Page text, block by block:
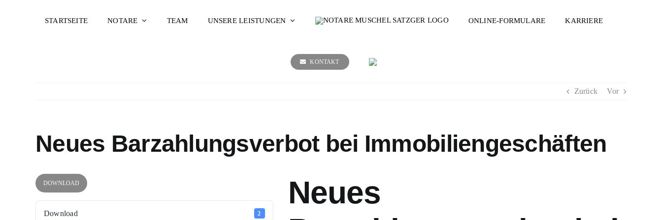
STARTSEITE NOTARE TEAM UNSERE LEISTUNGEN ONLINE-FORMULARE KARRIERE
KONTAKT
Zurück Vor
Neues Barzahlungsverbot bei Immobiliengeschäften
DOWNLOAD
Download 2
Neues